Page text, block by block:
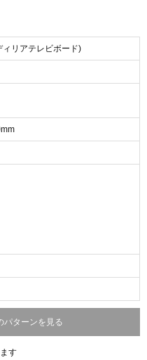
ィリアテレビボード)
パターンを見る
す